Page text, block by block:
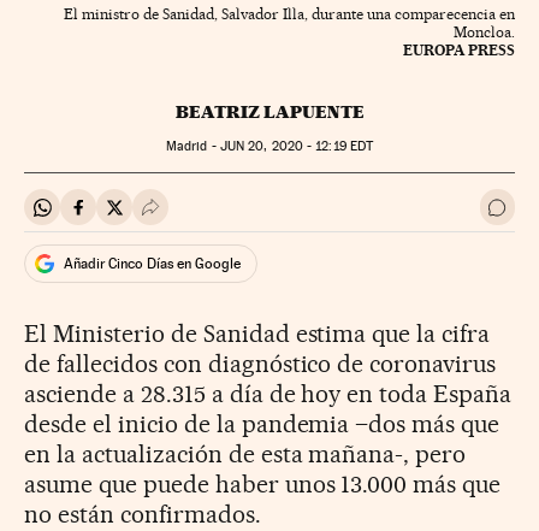
El ministro de Sanidad, Salvador Illa, durante una comparecencia en
Moncloa.
EUROPA PRESS
BEATRIZ LAPUENTE
Madrid - JUN 20, 2020 - 12:19EDT
Compartir en Whatsapp
Compartir en Facebook
Compartir en Twitter
Desplegar Redes Sociales Ir a
Añadir Cinco Días en Google
El Ministerio de Sanidad estima que la cifra
de fallecidos con diagnóstico de coronavirus
asciende a 28.315 a día de hoy en toda España
desde el inicio de la pandemia –dos más que
en la actualización de esta mañana-, pero
asume que puede haber unos 13.000 más que
no están confirmados.